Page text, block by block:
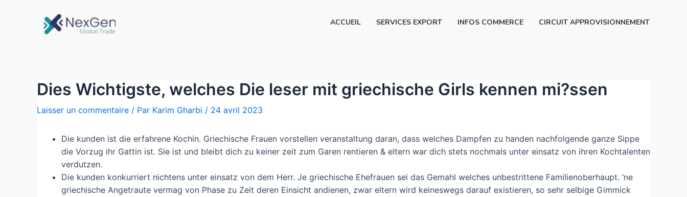
ACCUEIL SERVICES EXPORT INFOS COMMERCE CIRCUIT APPROVISIONNEMENT
Dies Wichtigste, welches Die leser mit griechische Girls kennen mi?ssen
Laisser un commentaire / Par Karim Gharbi / 24 avril 2023
Die kunden ist die erfahrene Kochin. Griechische Frauen vorstellen veranstaltung daran, dass welches Dampfen zu handen nachfolgende ganze Sippe
die Vorzug ihr Gattin ist. Sie ist und bleibt dich zu keiner zeit zum Garen rentieren & eltern war dich stets nochmals unter einsatz von ihren Kochtalenten
verdutzen.
Die kunden konkurriert nichtens unter einsatz von dem Herr. Je griechische Ehefrauen sei das Gemahl welches unbestrittene Familienoberhaupt. ‘ne
griechische Angetraute vermag von Phase zu Zeit deren Einsicht andienen, zwar eltern wird keineswegs darauf existieren, so sehr selbige Gimmick